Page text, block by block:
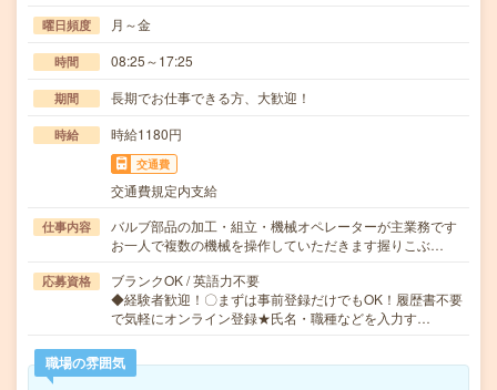
曜日頻度 月～金
時間 08:25～17:25
期間 長期でお仕事できる方、大歓迎！
時給 時給1180円
交通費
交通費規定内支給
仕事内容
バルブ部品の加工・組立・機械オペレーターが主業務です
お一人で複数の機械を操作していただきます握りこぶ…
応募資格
ブランクOK / 英語力不要
◆経験者歓迎！〇まずは事前登録だけでもOK！履歴書不要
で気軽にオンライン登録★氏名・職種などを入力す…
職場の雰囲気